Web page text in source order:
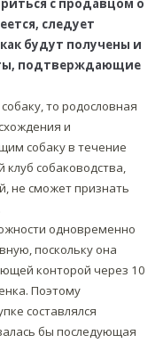
с продавцом о
следует
будут получены и
подтверждающие
то родословная
и
собаку в течение
клуб собаководства,
не сможет признать
одновременно
поскольку она
конторой через 10
Поэтому
составлялся
бы последующая